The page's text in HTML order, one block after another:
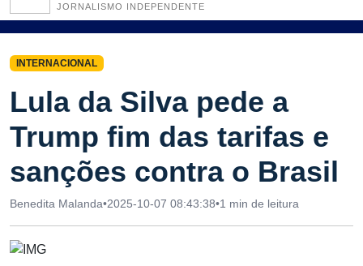
JORNALISMO INDEPENDENTE
INTERNACIONAL
Lula da Silva pede a
Trump fim das tarifas e
sanções contra o Brasil
Benedita Malanda•2025-10-07 08:43:38•1 min de leitura